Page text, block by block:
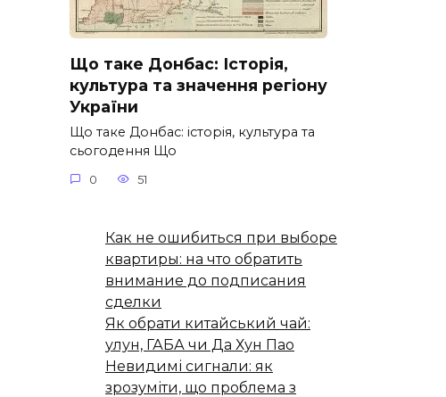
Що таке Донбас: Історія,
культура та значення регіону
України
Що таке Донбас: історія, культура та
сьогодення Що
0 51
Как не ошибиться при выборе
квартиры: на что обратить
внимание до подписания
сделки
Як обрати китайський чай:
улун, ГАБА чи Да Хун Пао
Невидимі сигнали: як
зрозуміти, що проблема з